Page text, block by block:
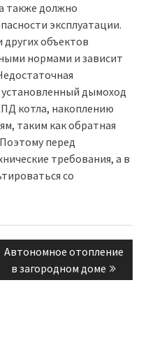
также должно
эксплуатации.
других объектов
нормами и зависит
дымоход
котла, накоплению
таким как обратная
Поэтому перед
требования, а в
со
Next
post:
Автономное отопление
в загородном доме